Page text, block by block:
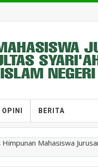
OPINI BERITA
Mahasiswa Jurusan